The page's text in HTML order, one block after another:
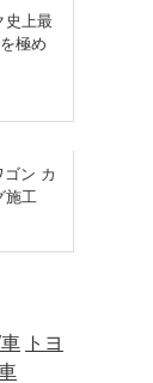
史上最
極め
ゴン カ
施工
トヨ